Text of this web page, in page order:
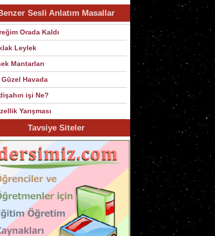
Sesli Anlatım Masallar
Orada Kaldı
Leylek
Mantarları
Güzel Havada
işi Ne?
Yarışması
Tavsiye Siteler